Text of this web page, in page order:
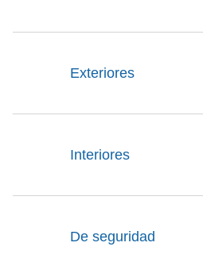
Exteriores
Interiores
De seguridad